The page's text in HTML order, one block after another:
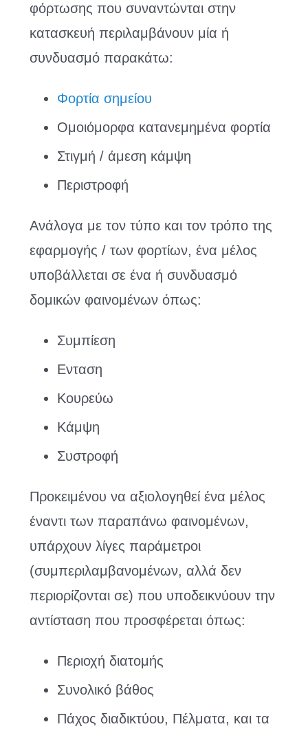
φόρτωσης που συναντώνται στην
κατασκευή περιλαμβάνουν μία ή
συνδυασμό παρακάτω:
Φορτία σημείου
Ομοιόμορφα κατανεμημένα φορτία
Στιγμή / άμεση κάμψη
Περιστροφή
Ανάλογα με τον τύπο και τον τρόπο της
εφαρμογής / των φορτίων, ένα μέλος
υποβάλλεται σε ένα ή συνδυασμό
δομικών φαινομένων όπως:
Συμπίεση
Ενταση
Κουρεύω
Κάμψη
Συστροφή
Προκειμένου να αξιολογηθεί ένα μέλος
έναντι των παραπάνω φαινομένων,
υπάρχουν λίγες παράμετροι
(συμπεριλαμβανομένων, αλλά δεν
περιορίζονται σε) που υποδεικνύουν την
αντίσταση που προσφέρεται όπως:
Περιοχή διατομής
Συνολικό βάθος
Πάχος διαδικτύου, Πέλματα, και τα